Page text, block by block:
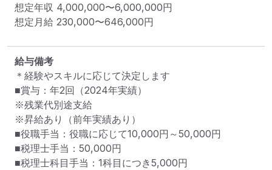
想定年収 4,000,000〜6,000,000円
想定月給 230,000〜646,000円
給与備考
＊経験やスキルに応じて決定します
■賞与：年2回（2024年実績）
※残業代別途支給
※昇給あり（前年実績あり）
■役職手当：役職に応じて10,000円～50,000円
■税理士手当：50,000円
■税理士科目手当：1科目につき5,000円